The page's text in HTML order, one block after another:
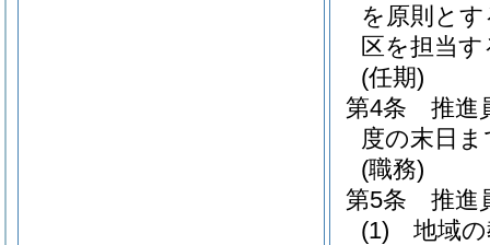
を原則と
区を担当
(任期)
第4条
推進
度の末日
(職務)
第5条
推進
(1)
地域